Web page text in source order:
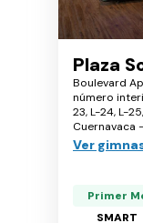
Plaza
Boulevard
número
23, L-24, L-
Cuernavaca
Ver
Primer
SMART